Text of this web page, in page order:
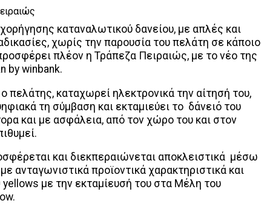
καταναλωτικού δανείου, με απλές και
χωρίς την παρουσία του πελάτη σε κάποιο
πλέον η Τράπεζα Πειραιώς, με το νέο της
by winbank.
πελάτης, καταχωρεί ηλεκτρονικά την αίτησή του,
τη σύμβαση και εκταμιεύει το δάνειό του
και με ασφάλεια, από τον χώρο του και στον
και διεκπεραιώνεται αποκλειστικά μέσω
ανταγωνιστικά προϊοντικά χαρακτηριστικά και
με την εκταμίευσή του στα Μέλη του